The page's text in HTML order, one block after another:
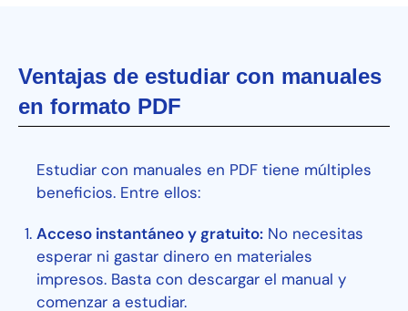
Ventajas de estudiar con manuales
en formato PDF
Estudiar con manuales en PDF tiene múltiples
beneficios. Entre ellos:
Acceso instantáneo y gratuito: No necesitas
esperar ni gastar dinero en materiales
impresos. Basta con descargar el manual y
comenzar a estudiar.